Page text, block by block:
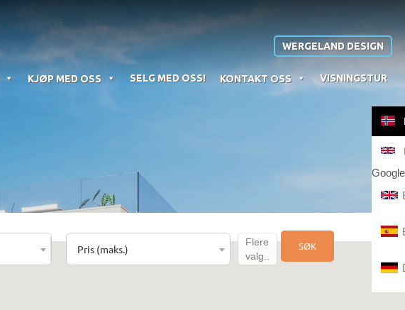
KJØP MED OSS SELG MED OSS! KONTAKT OSS VISNINGSTUR
WERGELAND DESIGN
Pris (maks.)
Flere
valg..
SØK